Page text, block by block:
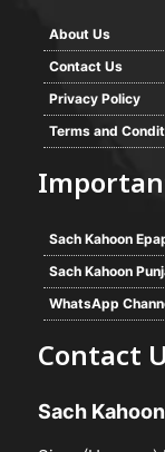
About Us
Contact Us
Privacy Policy
Terms and
Sach Kahoon
Sach Kahoon
WhatsApp
Contact
Sach Kahoon